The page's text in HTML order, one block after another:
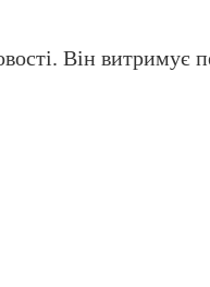
Він витримує